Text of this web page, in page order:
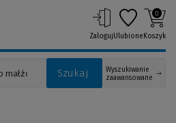
Szukaj
Wyszukiwanie
zaawansowane
ZalogujUlubione
0
Koszyk